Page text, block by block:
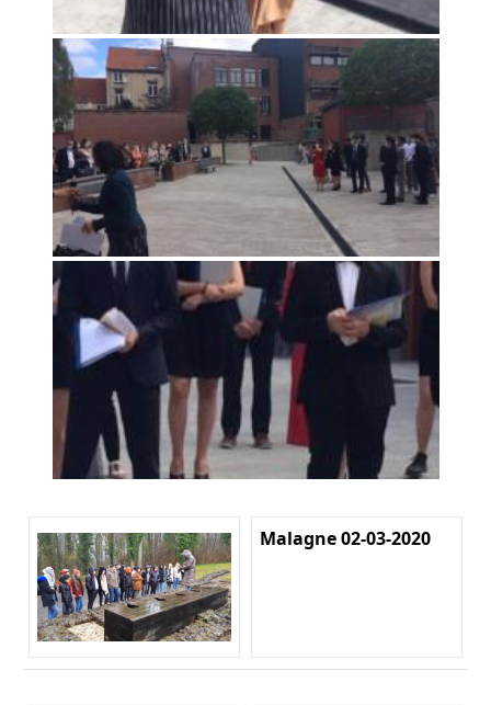
Malagne 02-03-2020